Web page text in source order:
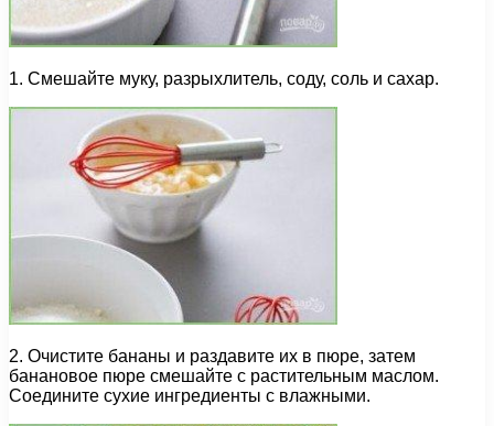
1. Смешайте муку, разрыхлитель, соду, соль и сахар.
2. Очистите бананы и раздавите их в пюре, затем
банановое пюре смешайте с растительным маслом.
Соедините сухие ингредиенты с влажными.